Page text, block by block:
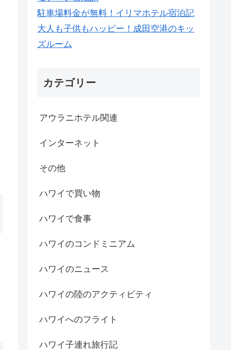
駐車場料金が無料！イリマホテル宿泊記
大人も子供もハッピー！成田空港のキッ
ズルーム
カテゴリー
アウラニホテル関連
インターネット
その他
ハワイで買い物
ハワイで食事
ハワイのコンドミニアム
ハワイのニュース
ハワイの陸のアクティビティ
ハワイへのフライト
ハワイ子連れ旅行記